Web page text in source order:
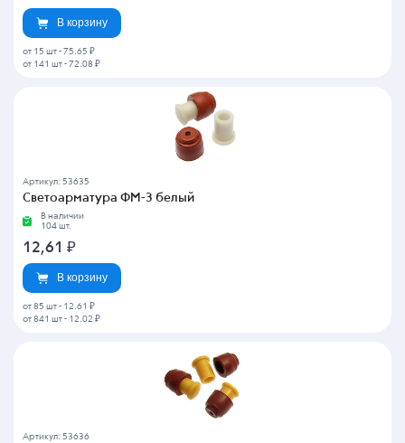
В корзину
от 15 шт - 75.65 ₽
от 141 шт - 72.08 ₽
Артикул: 53635
Светоарматура ФМ-3 белый
В наличии
104 шт.
12,61 ₽
В корзину
от 85 шт - 12.61 ₽
от 841 шт - 12.02 ₽
Артикул: 53636